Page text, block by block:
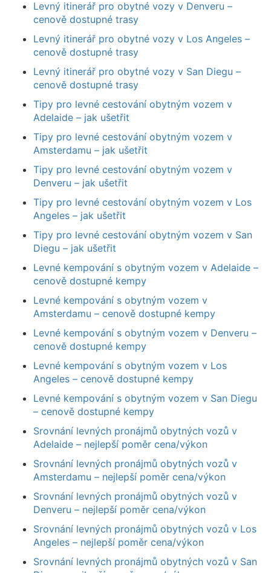
Levný itinerář pro obytné vozy v Denveru –
cenově dostupné trasy
Levný itinerář pro obytné vozy v Los Angeles –
cenově dostupné trasy
Levný itinerář pro obytné vozy v San Diegu –
cenově dostupné trasy
Tipy pro levné cestování obytným vozem v
Adelaide – jak ušetřit
Tipy pro levné cestování obytným vozem v
Amsterdamu – jak ušetřit
Tipy pro levné cestování obytným vozem v
Denveru – jak ušetřit
Tipy pro levné cestování obytným vozem v Los
Angeles – jak ušetřit
Tipy pro levné cestování obytným vozem v San
Diegu – jak ušetřit
Levné kempování s obytným vozem v Adelaide –
cenově dostupné kempy
Levné kempování s obytným vozem v
Amsterdamu – cenově dostupné kempy
Levné kempování s obytným vozem v Denveru –
cenově dostupné kempy
Levné kempování s obytným vozem v Los
Angeles – cenově dostupné kempy
Levné kempování s obytným vozem v San Diegu
– cenově dostupné kempy
Srovnání levných pronájmů obytných vozů v
Adelaide – nejlepší poměr cena/výkon
Srovnání levných pronájmů obytných vozů v
Amsterdamu – nejlepší poměr cena/výkon
Srovnání levných pronájmů obytných vozů v
Denveru – nejlepší poměr cena/výkon
Srovnání levných pronájmů obytných vozů v Los
Angeles – nejlepší poměr cena/výkon
Srovnání levných pronájmů obytných vozů v San